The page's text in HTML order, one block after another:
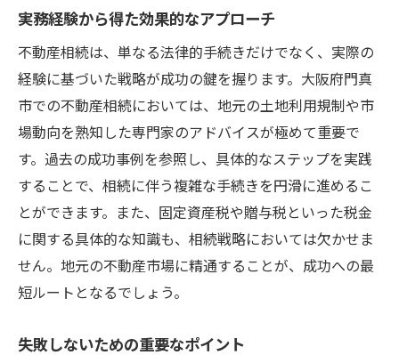
実務経験から得た効果的なアプローチ
不動産相続は、単なる法律的手続きだけでなく、実際の
経験に基づいた戦略が成功の鍵を握ります。大阪府門真
市での不動産相続においては、地元の土地利用規制や市
場動向を熟知した専門家のアドバイスが極めて重要で
す。過去の成功事例を参照し、具体的なステップを実践
することで、相続に伴う複雑な手続きを円滑に進めるこ
とができます。また、固定資産税や贈与税といった税金
に関する具体的な知識も、相続戦略においては欠かせま
せん。地元の不動産市場に精通することが、成功への最
短ルートとなるでしょう。
失敗しないための重要なポイント